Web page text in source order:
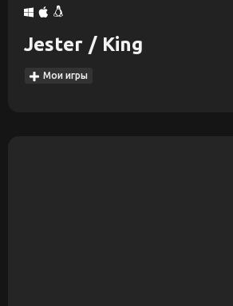
Jester / King
Мои игры